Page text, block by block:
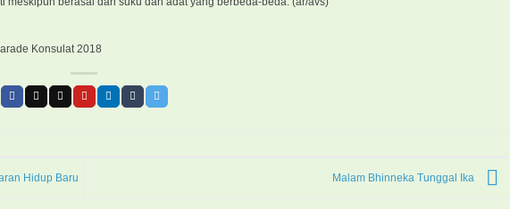
Konsulat 2018
Hidup Baru Malam Bhinneka Tunggal Ika